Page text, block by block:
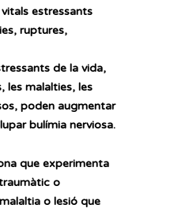
estressants
ruptures,
de la vida,
les malalties, les
poden augmentar
bulímia nerviosa.
que experimenta
o
o lesió que